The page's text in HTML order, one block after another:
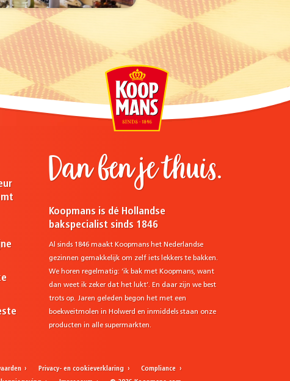
Dan ben je thuis.
Koopmans is dé Hollandse
bakspecialist sinds 1846
Al sinds 1846 maakt Koopmans het Nederlandse
gezinnen gemakkelijk om zelf iets lekkers te bakken.
We horen regelmatig: ‘ik bak met Koopmans, want
dan weet ik zeker dat het lukt’. En daar zijn we best
trots op. Jaren geleden begon het met een
boekweitmolen in Holwerd en inmiddels staan onze
producten in alle supermarkten.
Privacy- en cookieverklaring
Compliance